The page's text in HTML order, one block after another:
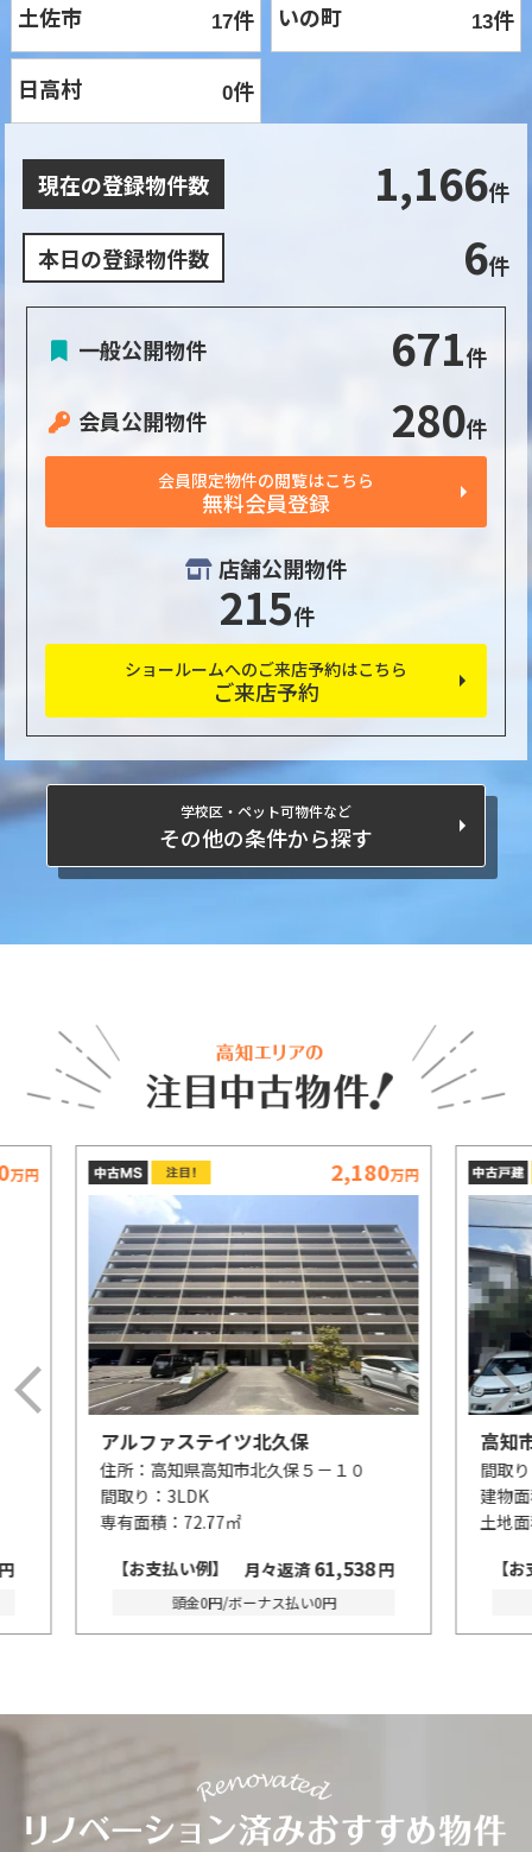
現在の登録物件数 1,166件
本日の登録物件数 6件
一般公開物件 671件
会員公開物件 280件
会員限定物件の閲覧はこちら
無料会員登録
店舗公開物件
215件
ショールームへのご来店予約はこちら
ご来店予約
土佐市 17件 いの町 13件
日高村 0件
学校区・ペット可物件など
その他の条件から探す
万円
円
3,490万円
高知市高須１丁目
間取り：4LDK+S
建物面積：181.48㎡
土地面積：126.54㎡
【お支払い例】
月々返済 107,833円
頭金0円/ボーナス払い0円
高
間取
建物
土地
【